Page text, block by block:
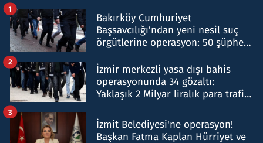
Bakırköy Cumhuriyet
Başsavcılığı'ndan yeni nesil suç
örgütlerine operasyon: 50 şüpheli
1
İzmir merkezli yasa dışı bahis
operasyonunda 34 gözaltı:
Yaklaşık 2 Milyar liralık para trafiği
2
İzmit Belediyesi'ne operasyon!
Başkan Fatma Kaplan Hürriyet ve
3